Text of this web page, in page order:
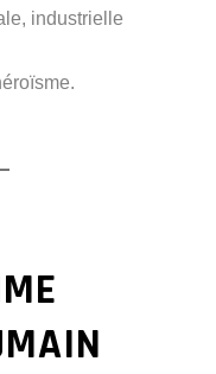
industrielle